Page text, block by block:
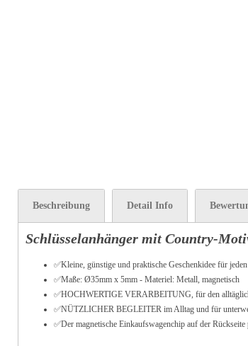
Beschreibung Detail Info
Schlüsselanhänger mit Country-
✅Kleine, günstige und praktische Geschenkidee für
✅Maße: Ø35mm x 5mm - Materiel: Metall, magnetisch
✅HOCHWERTIGE VERARBEITUNG, für den
✅NÜTZLICHER BEGLEITER im Alltag und für
✅Der magnetische Einkaufswagenchip auf der